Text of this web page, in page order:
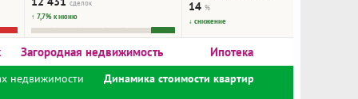
сделок
↑ 7,7% к июню
14%
↓ снижение
Загородная недвижимость Ипотека
недвижимости Динамика стоимости квартир